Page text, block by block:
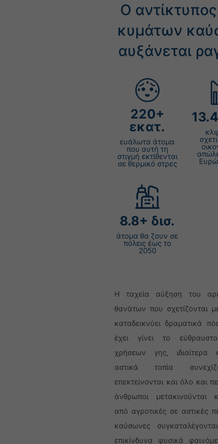
Ο
κυμάτων
αυξάνεται
+
εκατ.
ευάλωτα άτομα
που αυτή τη
στιγμή εκτίθενται
σε θερμικό στρες
.8+ δισ.
άτομα θα ζουν σε
πόλεις έως το
2050
Η ταχεία αύξηση του
θανάτων που σχετίζονται
καταδεικνύει δραματικά
έχει γίνει το εύθραυστο
χρήσεων γης,
αστικά τοπία
επεκτείνονται και όλο και
άνθρωποι μετακινούνται
από αγροτικές σε αστικές
καύσωνες
επικίνδυνα φυσικά